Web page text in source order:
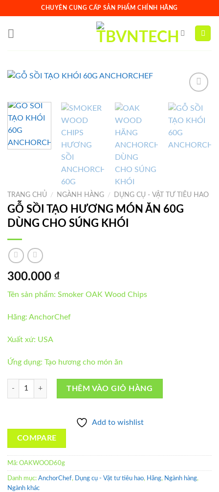
to
content
CHUYÊN CUNG CẤP SẢN PHẨM CHÍNH HÃNG
Add to
TRANG CHỦ / NGÀNH HÀNG / DỤNG CỤ - VẬT TƯ TIÊU HAO
GỖ SỒI TẠO HƯƠNG MÓN ĂN 60G
DÙNG CHO SÚNG KHÓI
300.000 ₫
Tên sản phẩm: Smoker OAK Wood Chips
Hãng: AnchorChef
Xuất xứ: USA
Ứng dụng: Tạo hương cho món ăn
GỖ SỒI TẠO HƯƠNG MÓN ĂN 60G DÙNG CHO SÚNG KHÓI số
THÊM VÀO GIỎ HÀNG
Add to wishlist
COMPARE
Mã: OAKWOOD60g
Danh mục: AnchorChef, Dụng cụ - Vật tư tiêu hao, Hãng, Ngành hàng,
Ngành khác